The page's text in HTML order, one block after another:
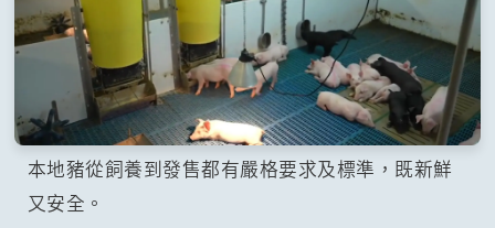
本地豬從飼養到發售都有嚴格要求及標準，既新鮮
又安全。